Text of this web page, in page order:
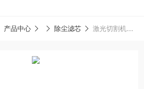
产品中心 除尘滤芯 激光切割机赫尔除尘滤芯4100001404